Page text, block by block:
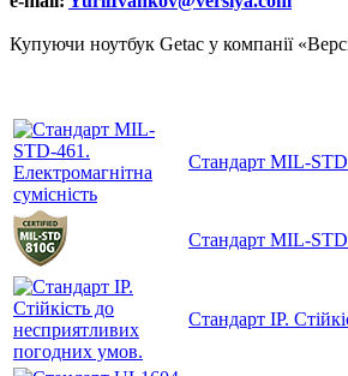
Купуючи ноутбук Getac у компанії
Стандарт MIL-
Стандарт MIL-STD
Стандарт IP.